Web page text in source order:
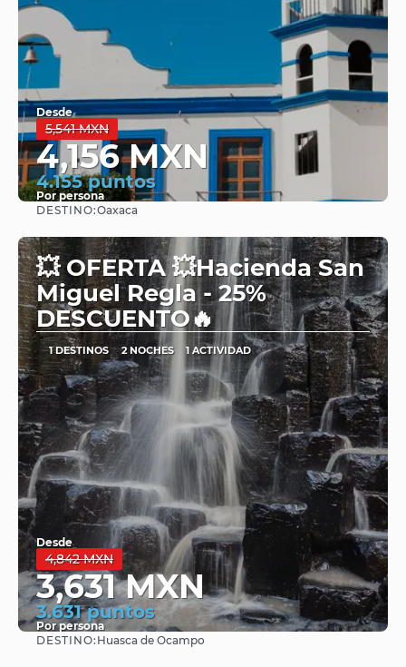
Desde
5,541 MXN
4,156 MXN
4.155 puntos
Por persona
DESTINO:Oaxaca
💥 OFERTA 💥Hacienda San
Miguel Regla - 25%
DESCUENTO🔥
1 DESTINOS 2 NOCHES 1 ACTIVIDAD
Desde
4,842 MXN
3,631 MXN
3.631 puntos
Por persona
Ver
DESTINO: Huasca de Ocampo